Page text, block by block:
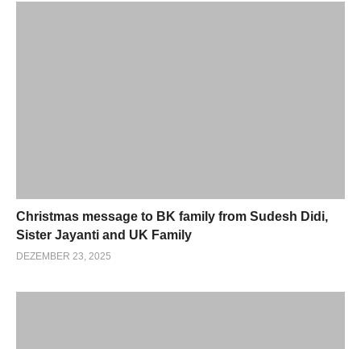
Christmas message to BK family from Sudesh Didi,
Sister Jayanti and UK Family
DEZEMBER 23, 2025